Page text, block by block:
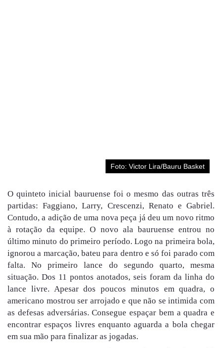
Foto: Victor Lira/Bauru Basket
O quinteto inicial bauruense foi o mesmo das outras três
partidas: Faggiano, Larry, Crescenzi, Renato e Gabriel.
Contudo, a adição de uma nova peça já deu um novo ritmo
à rotação da equipe. O novo ala bauruense entrou no
último minuto do primeiro período. Logo na primeira bola,
ignorou a marcação, bateu para dentro e só foi parado com
falta. No primeiro lance do segundo quarto, mesma
situação. Dos 11 pontos anotados, seis foram da linha do
lance livre. Apesar dos poucos minutos em quadra, o
americano mostrou ser arrojado e que não se intimida com
as defesas adversárias. Consegue espaçar bem a quadra e
encontrar espaços livres enquanto aguarda a bola chegar
em sua mão para finalizar as jogadas.